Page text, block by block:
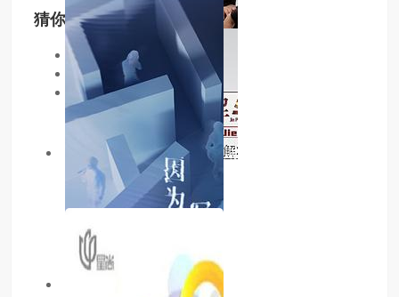
猜你喜欢
同类型
同地区
同年份
更新至第20260114期
金牌调解2024
主演：章亭